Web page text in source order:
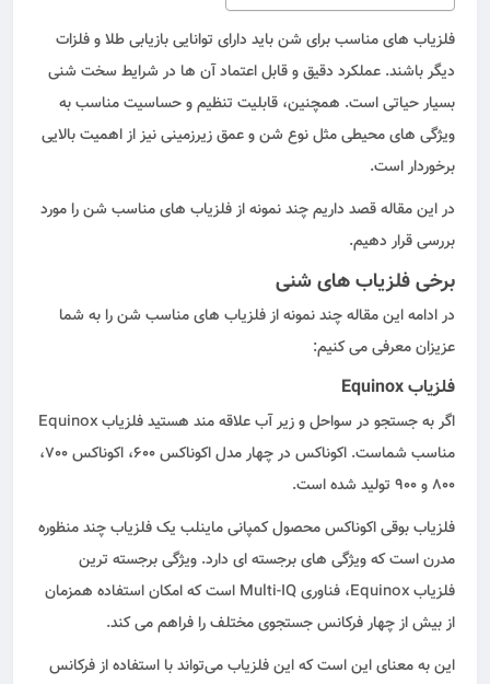
فلزیاب‌ های مناسب برای شن باید دارای توانایی بازیابی طلا و فلزات
دیگر باشند. عملکرد دقیق و قابل اعتماد آن ها در شرایط سخت شنی
بسیار حیاتی است. همچنین، قابلیت تنظیم و حساسیت مناسب به
ویژگی های محیطی مثل نوع شن و عمق زیرزمینی نیز از اهمیت بالایی
برخوردار است.
در این مقاله قصد داریم چند نمونه از فلزیاب های مناسب شن را مورد
بررسی قرار دهیم.
برخی فلزیاب های شنی
در ادامه این مقاله چند نمونه از فلزیاب های مناسب شن را به شما
عزیزان معرفی می کنیم:
فلزیابEquinox
اگر به جستجو در سواحل و زیر آب علاقه مند هستید فلزیاب Equinox
مناسب شماست. اکوناکس در چهار مدل اکوناکس 600، اکوناکس 700،
800 و 900 تولید شده است.
فلزیاب بوقی اکوناکس محصول کمپانی ماینلب یک فلزیاب چند منظوره
مدرن است که ویژگی های برجسته ای دارد. ویژگی برجسته ترین
فلزیاب Equinox، فناوری Multi-IQ است که امکان استفاده همزمان
از بیش از چهار فرکانس جستجوی مختلف را فراهم می کند.
این به معنای این است که این فلزیاب می‌تواند با استفاده از فرکانس‌